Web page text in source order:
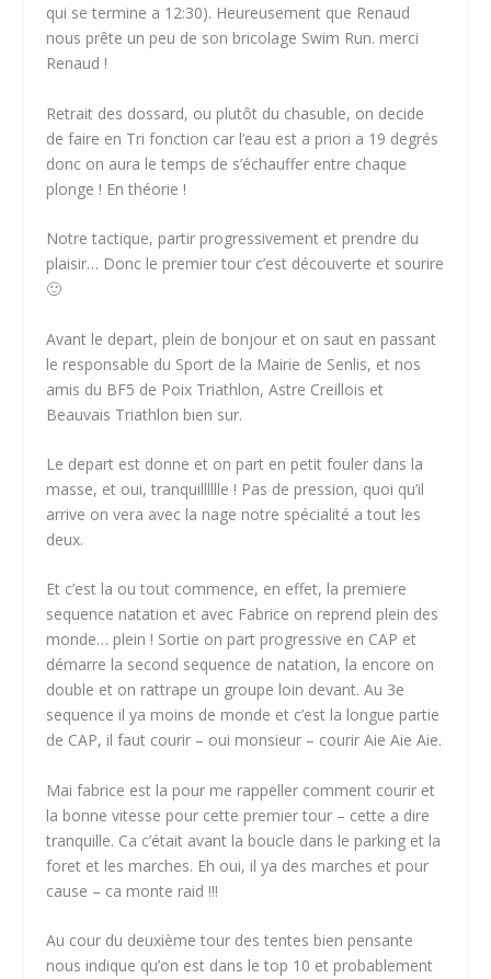
qui se termine a 12:30). Heureusement que Renaud
nous prête un peu de son bricolage Swim Run. merci
Renaud !
Retrait des dossard, ou plutôt du chasuble, on decide
de faire en Tri fonction car l’eau est a priori a 19 degrés
donc on aura le temps de s’échauffer entre chaque
plonge ! En théorie !
Notre tactique, partir progressivement et prendre du
plaisir… Donc le premier tour c’est découverte et sourire
🙂
Avant le depart, plein de bonjour et on saut en passant
le responsable du Sport de la Mairie de Senlis, et nos
amis du BF5 de Poix Triathlon, Astre Creillois et
Beauvais Triathlon bien sur.
Le depart est donne et on part en petit fouler dans la
masse, et oui, tranquilllllle ! Pas de pression, quoi qu’il
arrive on vera avec la nage notre spécialité a tout les
deux.
Et c’est la ou tout commence, en effet, la premiere
sequence natation et avec Fabrice on reprend plein des
monde… plein ! Sortie on part progressive en CAP et
démarre la second sequence de natation, la encore on
double et on rattrape un groupe loin devant. Au 3e
sequence il ya moins de monde et c’est la longue partie
de CAP, il faut courir – oui monsieur – courir Aie Aie Aie.
Mai fabrice est la pour me rappeller comment courir et
la bonne vitesse pour cette premier tour – cette a dire
tranquille. Ca c’était avant la boucle dans le parking et la
foret et les marches. Eh oui, il ya des marches et pour
cause – ca monte raid !!!
Au cour du deuxième tour des tentes bien pensante
nous indique qu’on est dans le top 10 et probablement